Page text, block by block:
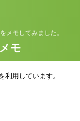
メモしてみました。
モ
用しています。